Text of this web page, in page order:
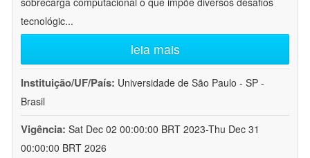
tecnológic...
leia mais
Instituição/UF/País: Universidade de São Paulo - SP -
Brasil
Vigência: Sat Dec 02 00:00:00 BRT 2023-Thu Dec 31
00:00:00 BRT 2026